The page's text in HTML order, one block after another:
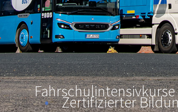
Fahrschulintensivkurse
• Zertifizierter